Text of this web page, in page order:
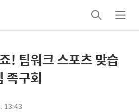
검
색
메
뉴
! 팀워크 스포츠 맞습
족구회
13:43